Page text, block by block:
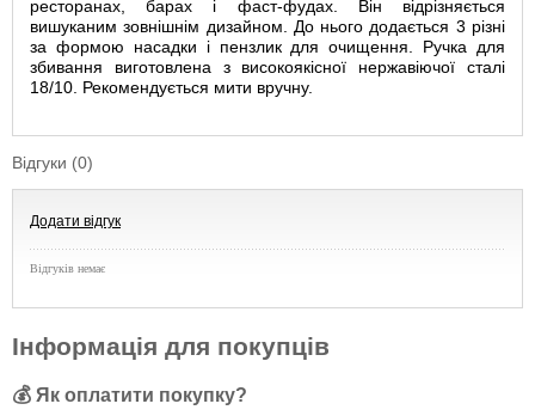
ресторанах, барах і фаст-фудах. Він відрізняється
вишуканим зовнішнім дизайном. До нього додається 3 різні
за формою насадки і пензлик для очищення. Ручка для
збивання виготовлена ​​з високоякісної нержавіючої сталі
18/10. Рекомендується мити вручну.
Відгуки (0)
Додати відгук
Відгуків немає
Інформація для покупців
💰 Як оплатити покупку?